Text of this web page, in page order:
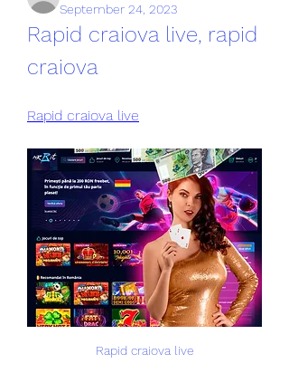
September 24, 2023
Rapid craiova live, rapid
craiova
Rapid craiova live
Rapid craiova live